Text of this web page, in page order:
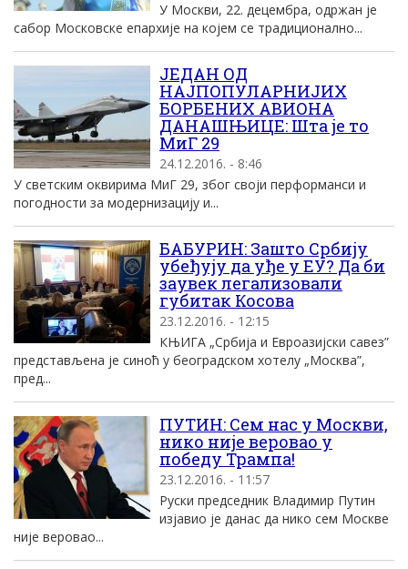
У Москви, 22. децембра, одржан је
сабор Московске епархије на којем се традиционално...
ЈЕДАН ОД
НАЈПОПУЛАРНИЈИХ
БОРБЕНИХ АВИОНА
ДАНАШЊИЦЕ: Шта је то
МиГ 29
24.12.2016. - 8:46
У светским оквирима МиГ 29, због своји перформанси и
погодности за модернизацију и...
БАБУРИН: Зашто Србију
убеђују да уђе у ЕУ? Да би
заувек легализовали
губитак Косова
23.12.2016. - 12:15
КЊИГА „Србија и Евроазијски савез”
представљена је синоћ у београдском хотелу „Москва”,
пред...
ПУТИН: Сем нас у Москви,
нико није веровао у
победу Трампа!
23.12.2016. - 11:57
Руски председник Владимир Путин
изјавио је данас да нико сем Москве
није веровао...